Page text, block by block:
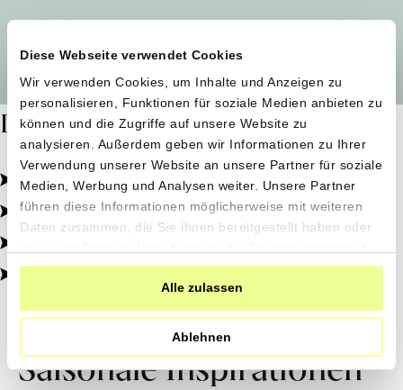
Diese Webseite verwendet Cookies
Wir verwenden Cookies, um Inhalte und Anzeigen zu
personalisieren, Funktionen für soziale Medien anbieten zu
können und die Zugriffe auf unsere Website zu
analysieren. Außerdem geben wir Informationen zu Ihrer
Verwendung unserer Website an unsere Partner für soziale
Medien, Werbung und Analysen weiter. Unsere Partner
führen diese Informationen möglicherweise mit weiteren
Daten zusammen, die Sie ihnen bereitgestellt haben oder
haben.
Alle zulassen
Ablehnen
Dafür stehen wir
Pestizidfrei angebaut, schonend verarbeitet.
Natürliche Zutaten, echter Geschmack.
Von kleinen Höfen, direkt zu dir.
100% transparent, 0% Zusatzstoffe.
Saisonale Inspirationen